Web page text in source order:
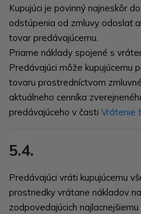
Kupujúci je povinný najneskôr
odstúpenia od zmluvy odoslať
tovar predávajúcemu.
Priame náklady spojené s
Predávajúci môže kupujúcemu
tovaru prostredníctvom
aktuálneho cenníka
predávajúceho v časti Vrátenie
5.4.
Predávajúci vráti kupujúcemu
prostriedky vrátane nákladov
zodpovedajúcich